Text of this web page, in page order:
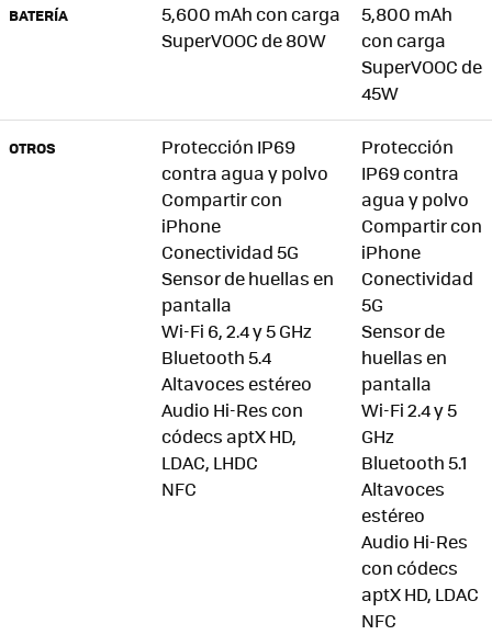
BATERÍA
5,600 mAh con carga
SuperVOOC de 80W
5,800 mAh
con carga
SuperVOOC de
45W
OTROS
Protección IP69
contra agua y polvo
Compartir con
iPhone
Conectividad 5G
Sensor de huellas en
pantalla
Wi-Fi 6, 2.4 y 5 GHz
Bluetooth 5.4
Altavoces estéreo
Audio Hi-Res con
códecs aptX HD,
LDAC, LHDC
NFC
Protección
IP69 contra
agua y polvo
Compartir con
iPhone
Conectividad
5G
Sensor de
huellas en
pantalla
Wi-Fi 2.4 y 5
GHz
Bluetooth 5.1
Altavoces
estéreo
Audio Hi-Res
con códecs
aptX HD, LDAC
NFC